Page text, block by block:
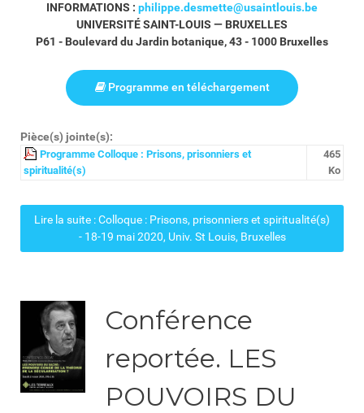
INFORMATIONS : philippe.desmette@usaintlouis.be
UNIVERSITÉ SAINT-LOUIS — BRUXELLES
P61 - Boulevard du Jardin botanique, 43 - 1000 Bruxelles
Programme en téléchargement
Pièce(s) jointe(s):
Programme Colloque : Prisons, prisonniers et
spiritualité(s)
465
Ko
Lire la suite : Colloque : Prisons, prisonniers et spiritualité(s)
- 18-19 mai 2020, Univ. St Louis, Bruxelles
Conférence
reportée. LES
POUVOIRS DU